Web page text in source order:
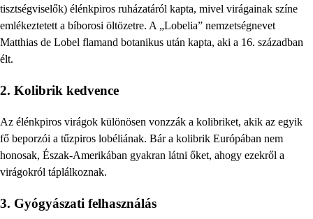
tisztségviselők) élénkpiros ruházatáról kapta, mivel virágainak színe
emlékeztetett a bíborosi öltözetre. A „Lobelia” nemzetségnevet
Matthias de Lobel flamand botanikus után kapta, aki a 16. században
élt.
2. Kolibrik kedvence
Az élénkpiros virágok különösen vonzzák a kolibriket, akik az egyik
fő beporzói a tűzpiros lobéliának. Bár a kolibrik Európában nem
honosak, Észak-Amerikában gyakran látni őket, ahogy ezekről a
virágokról táplálkoznak.
3. Gyógyászati felhasználás